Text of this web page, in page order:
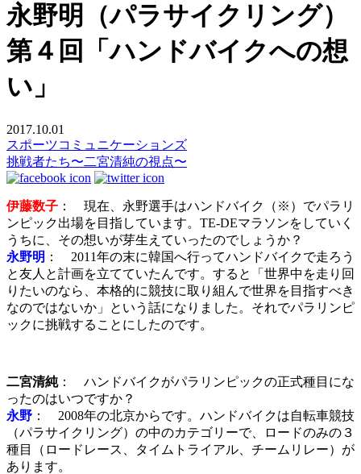
永野明（パラサイクリング）
第４回「ハンドバイクへの想
い」
2017.10.01
スポーツコミュニケーションズ
挑戦者たち〜二宮清純の視点〜
伊藤数子 ： 現在、永野選手はハンドバイク（※）でパラリ
ンピック出場を目指しています。TE-DEマラソンをしていく
うちに、その想いが芽生えていったのでしょうか？
永野明 ： 2011年の末に韓国へ行ってハンドバイクで走ろう
と友人と計画を立てていたんです。すると「世界中を走り回
りたいのなら、本格的に競技に取り組んで世界を目指すべき
なのではないか」という話になりました。それでパラリンピ
ックに挑戦することにしたのです。
二宮清純： ハンドバイクがパラリンピックの正式種目にな
ったのはいつですか？
永野 ： 2008年の北京からです。ハンドバイクは自転車競技
（パラサイクリング）の中のカテゴリーで、ロードのみの３
種目（ロードレース、タイムトライアル、チームリレー）が
あります。